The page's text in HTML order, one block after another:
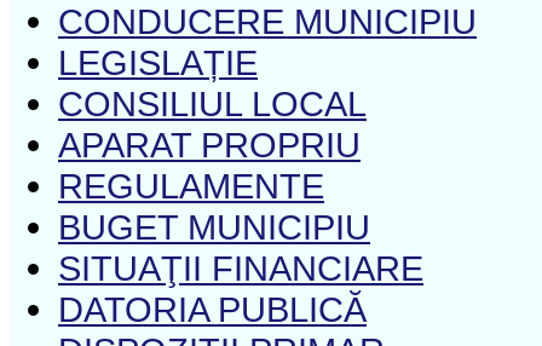
CONDUCERE MUNICIPIU
LEGISLAȚIE
CONSILIUL LOCAL
APARAT PROPRIU
REGULAMENTE
BUGET MUNICIPIU
SITUAŢII FINANCIARE
DATORIA PUBLICĂ